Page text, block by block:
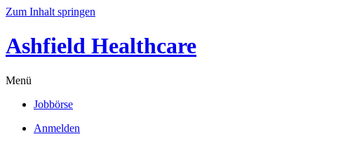
Zum Inhalt springen
Ashfield Healthcare
Menü
Jobbörse
Anmelden